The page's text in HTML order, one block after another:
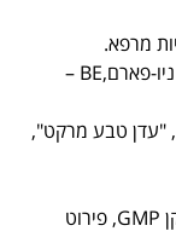
מרפא.
סופר-פארם, ניו-פארם,BE –
"עדן טבע מרקט",
העדיפו רכישה מחנויות עם תעודות איכות, תקן GMP, פירוט